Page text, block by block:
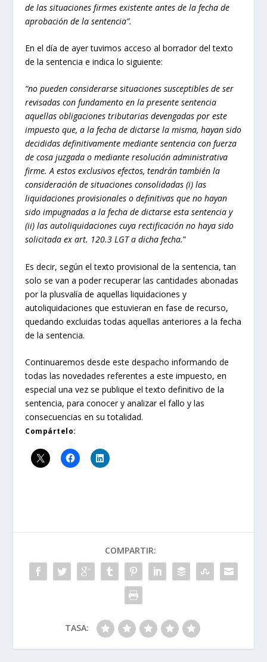
de las situaciones firmes existente antes de la fecha de
aprobación de la sentencia”.
En el día de ayer tuvimos acceso al borrador del texto
de la sentencia e indica lo siguiente:
“no pueden considerarse situaciones susceptibles de ser
revisadas con fundamento en la presente sentencia
aquellas obligaciones tributarias devengadas por este
impuesto que, a la fecha de dictarse la misma, hayan sido
decididas definitivamente mediante sentencia con fuerza
de cosa juzgada o mediante resolución administrativa
firme. A estos exclusivos efectos, tendrán también la
consideración de situaciones consolidadas (i) las
liquidaciones provisionales o definitivas que no hayan
sido impugnadas a la fecha de dictarse esta sentencia y
(ii) las autoliquidaciones cuya rectificación no haya sido
solicitada ex art. 120.3 LGT a dicha fecha.”
Es decir, según el texto provisional de la sentencia, tan
solo se van a poder recuperar las cantidades abonadas
por la plusvalía de aquellas liquidaciones y
autoliquidaciones que estuvieran en fase de recurso,
quedando excluidas todas aquellas anteriores a la fecha
de la sentencia.
Continuaremos desde este despacho informando de
todas las novedades referentes a este impuesto, en
especial una vez se publique el texto definitivo de la
sentencia, para conocer y analizar el fallo y las
consecuencias en su totalidad.
Compártelo:
COMPARTIR:
TASA: